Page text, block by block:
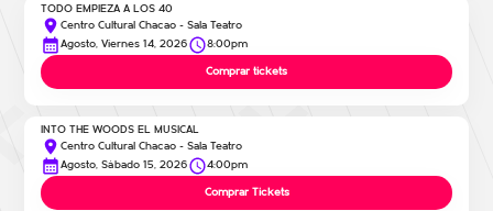
TODO EMPIEZA A LOS 40
Centro Cultural Chacao - Sala Teatro
Agosto, Viernes 14, 2026
8:00pm
Comprar tickets
INTO THE WOODS EL MUSICAL
Centro Cultural Chacao - Sala Teatro
Agosto, Sábado 15, 2026
4:00pm
Comprar Tickets